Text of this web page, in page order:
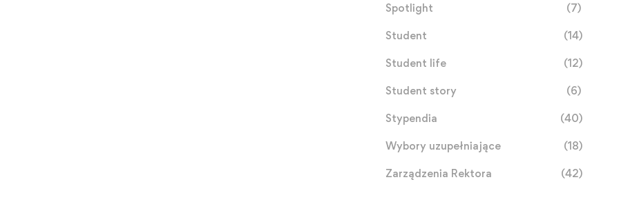
Spotlight (7)
Student (14)
Student life (12)
Student story (6)
Stypendia (40)
Wybory uzupełniające (18)
Zarządzenia Rektora (42)